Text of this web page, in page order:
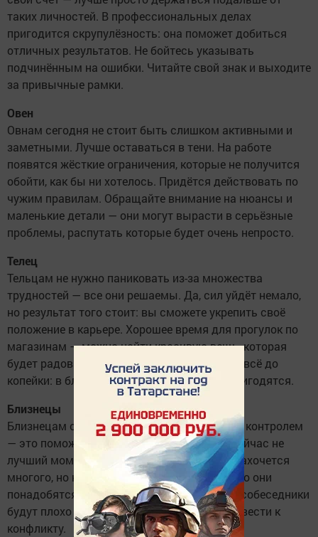
таких личностей. В профессиональных делах
пригодится скрупулёзность: она поможет добиться
отличных результатов. Не бойтесь указывать
подчинённым на ошибки. Читайте свой знак и выходите
за привычные рамки.
Овен
Овнам сегодня не стоит быть слишком активными и
заметными. Лучше оставаться в тени. На работе
появятся жёсткие ограничения, которые не получится
обойти, как бы ни хотелось. Придётся действовать по
чужим правилам. Обращайте внимание на нюансы и
маленькие детали — они могут вырасти в серьёзные
проблемы, распутать которые будет очень непросто.
Телец
Тельцам не нужно паниковать из-за множества
трудностей — все они решаемы. Да, сил уйдёт немало,
но результат того стоит: вы сможете укрепить своё
положение в карьере. Хорошее время для прогулок по
магазинам — можно найти красивую вещь, которая
будет радовать долгие годы. Но не тратьте всё до
копейки: в ближайшее время деньги ещё пригодятся.
Близнецы
Близнецам сегодня важно всё держать под контролем
— это поможет избежать неприятностей. Сейчас не
лучший момент для исполнения желаний: захочется
многого, но не стоит сорить деньгами. Скоро они
понадобятся. Лучше сократить общение — собеседники
будут плохо понимать вас, и это может привести к
конфликту.